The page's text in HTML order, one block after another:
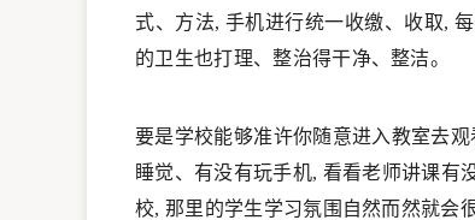
式、方法, 手机进行统一收缴、收取,
的卫生也打理、整治得干净、整洁。
要是学校能够准许你随意进入教室去
睡觉、有没有玩手机, 看看老师讲课
校, 那里的学生学习氛围自然而然就会很